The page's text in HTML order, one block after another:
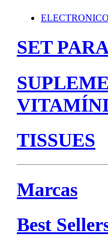
SET
TISSUES
Marcas
Best